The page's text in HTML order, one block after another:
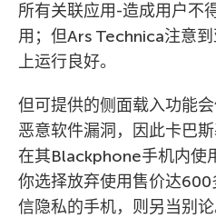
所有关联应用-造成用户不
用；但Ars Technica注意
上运行良好。
但可提供的侧面载入功能
恶意软件漏洞，因此卡巴
在其Blackphone手机内使
你选择放弃使用售价达
信隐私的手机，则另当别论